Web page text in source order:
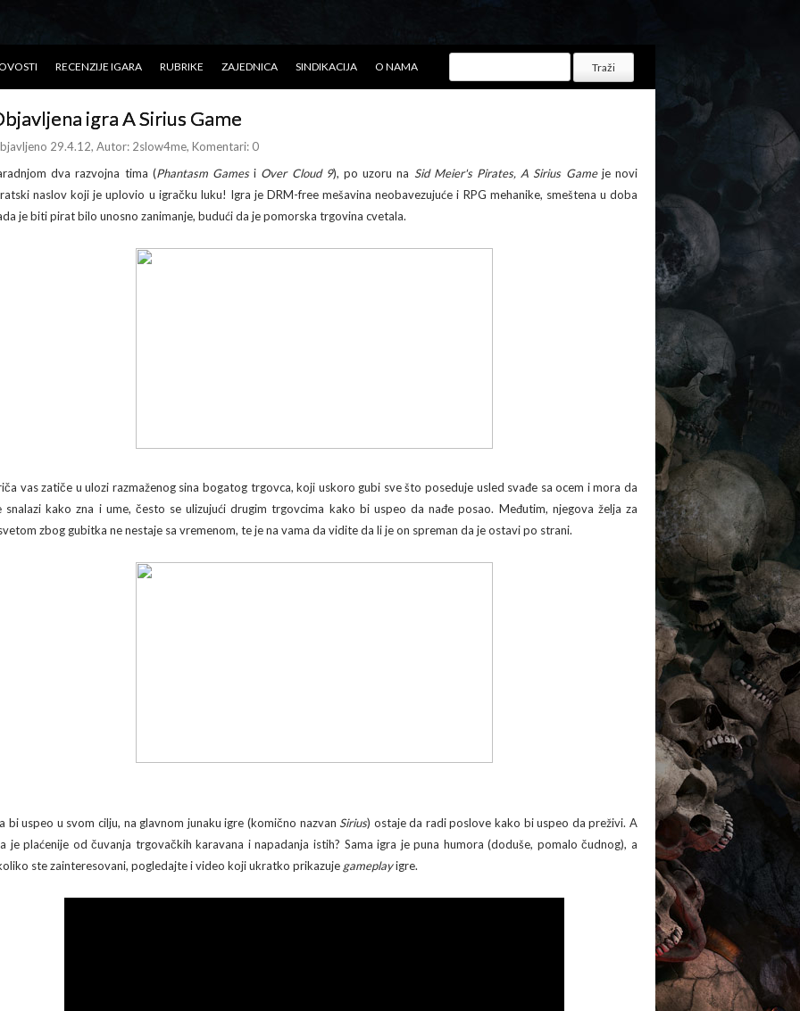
RECENZIJE IGARA RUBRIKE ZAJEDNICA SINDIKACIJA O NAMA
igra A Sirius Game
29.4.12, Autor: 2slow4me, Komentari: 0
dva razvojna tima (Phantasm Gamesi Over Cloud 9), po uzoru na Sid Meier's Pirates, A Sirius Gameje novi
naslov koji je uplovio u igračku luku! Igra je DRM-free mešavina neobavezujuće i RPG mehanike, smeštena u doba
je biti pirat bilo unosno zanimanje, budući da je pomorska trgovina cvetala.
vas zatiče u ulozi razmaženog sina bogatog trgovca, koji uskoro gubi sve što poseduje usled svađe sa ocem i mora da
snalazi kako zna i ume, često se ulizujući drugim trgovcima kako bi uspeo da nađe posao. Međutim, njegova želja za
zbog gubitka ne nestaje sa vremenom, te je na vama da vidite da li je on spreman da je ostavi po strani.
bi uspeo u svom cilju, na glavnom junaku igre (komično nazvan Sirius) ostaje da radi poslove kako bi uspeo da preživi. A
je plaćenije od čuvanja trgovačkih karavana i napadanja istih? Sama igra je puna humora (doduše, pomalo čudnog), a
ste zainteresovani, pogledajte i video koji ukratko prikazuje gameplayigre.